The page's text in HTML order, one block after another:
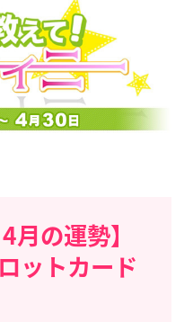
月の運勢】
ットカード